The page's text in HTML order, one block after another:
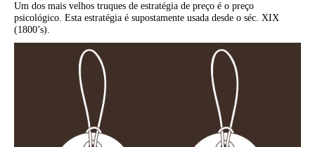
Um dos mais velhos truques de estratégia de preço é o preço
psicológico. Esta estratégia é supostamente usada desde o séc. XIX
(1800’s).